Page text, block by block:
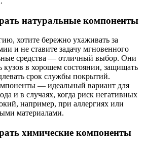
натуральные компоненты
хотите бережно ухаживать за
и не ставите задачу мгновенного
средства — отличный выбор. Они
кузов в хорошем состоянии, защищать
срок службы покрытий.
— идеальный вариант для
и в случаях, когда риск негативных
например, при аллергиях или
материалами.
химические компоненты